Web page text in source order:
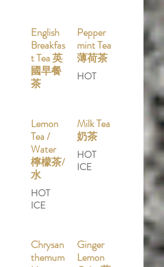
English
Breakfas
t Tea 英
國早餐
茶
Pepper
mint Tea
薄荷茶
HOT
Lemon
Tea /
Water
檸檬茶/
水
HOT
ICE
Milk Tea
奶茶
HOT
ICE
Chrysan
themum
Ginger
Lemon